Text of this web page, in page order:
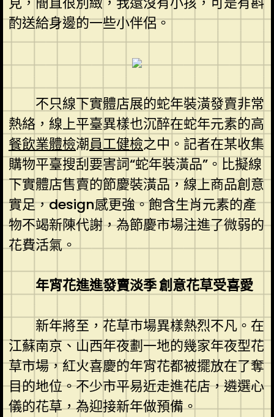
酌送給身邊的一些小伴侶。
不只線下實體店展的蛇年裝潢發賣非常
熱絡，線上平臺異樣也沉醉在蛇年元素的高
餐飲業體檢潮員工健檢之中。記者在某收集
購物平臺搜刮要害詞“蛇年裝潢品”。比擬線
下實體店售賣的節慶裝潢品，線上商品創意
實足，design感更強。飽含生肖元素的產
物不竭新陳代謝，為節慶市場注進了微弱的
花費活氣。
年宵花進進發賣淡季 創意花草受喜愛
新年將至，花草市場異樣熱烈不凡。在
江蘇南京、山西年夜劃一地的幾家年夜型花
草市場，紅火喜慶的年宵花都被擺放在了奪
目的地位。不少市平易近走進花店，遴選心
儀的花草，為迎接新年做預備。